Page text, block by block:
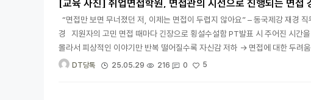
[교육 사진] 취업면접학원, 면접관의 시선으로 진행되는 면접
“면접만 보면 무너졌던 저, 이제는 면접이 두렵지 않아요” – 동국제강 재경
경 지원자의 고민 면접 때마다 긴장으로 횡설수설함 PT발표 시 주어진 시간
몰라서 피상적인 이야기만 반복 떨어질수록 자신감 저하 → 면접에 대한 두려
DT당톡 25.05.29 216 0 5